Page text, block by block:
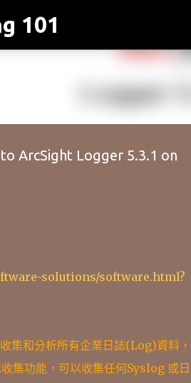
跳到主要內容
101
ArcSight Logger 5.3.1 on
solutions/software.html?
集和分析所有企業日誌(Log)資料，
集功能，可以收集任何Syslog 或日